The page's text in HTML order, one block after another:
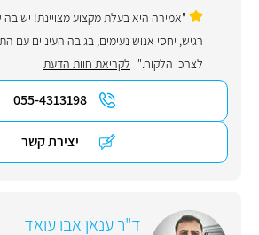
"אמירה היא בעלת מקצוע מצויינת! יש בה
רגיש, יחסי אנוש נעימים, בגובה העיניים עם
לצרכי הלקוח." לקריאת חוות הדעת
055-4313198
יצירת קשר
ד"ר ענאן אבו עואד